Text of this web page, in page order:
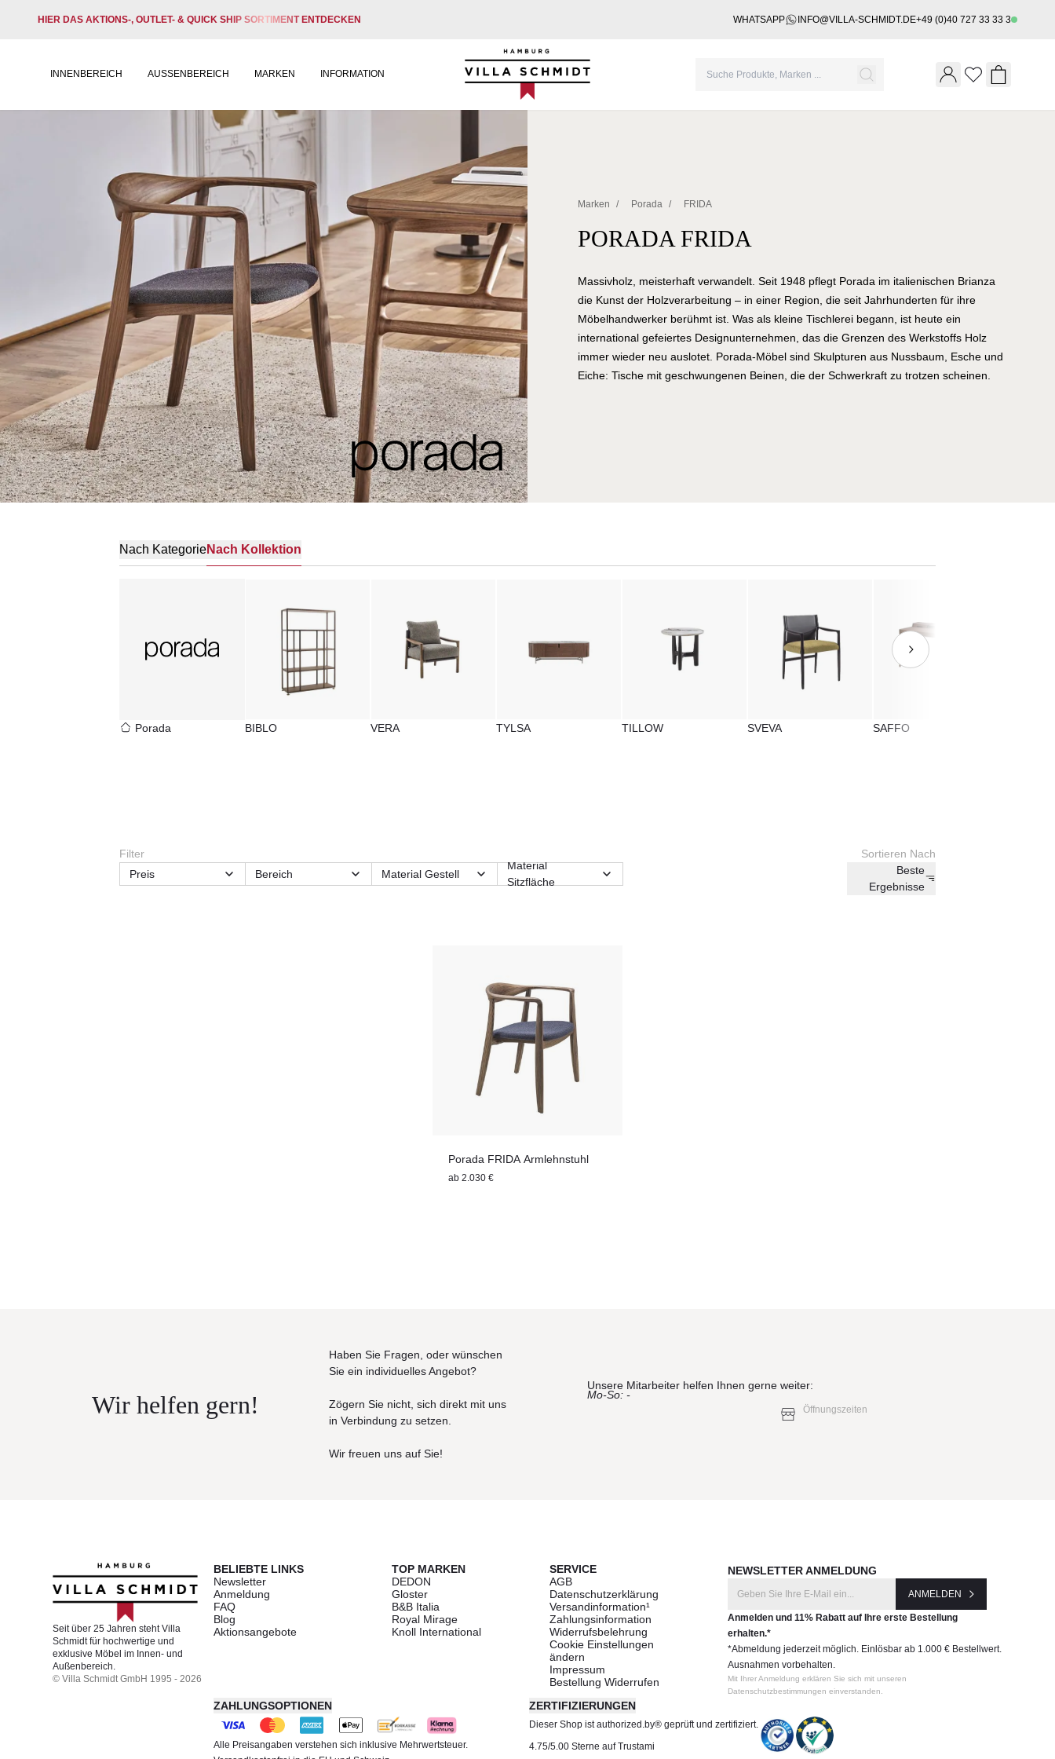
HIER DAS AKTIONS-, OUTLET- & QUICK SHIP SORTIMENT ENTDECKEN WHATSAPP INFO@VILLA-SCHMIDT.DE+49 (0)40 727 33 33 3
INNENBEREICH AUSSENBEREICH MARKEN INFORMATION
Villa Schmidt
Wishlist
Marken / Porada / FRIDA
PORADA FRIDA
Massivholz, meisterhaft verwandelt. Seit 1948 pflegt Porada im italienischen Brianza
die Kunst der Holzverarbeitung – in einer Region, die seit Jahrhunderten für ihre
Möbelhandwerker berühmt ist. Was als kleine Tischlerei begann, ist heute ein
international gefeiertes Designunternehmen, das die Grenzen des Werkstoffs Holz
immer wieder neu auslotet. Porada-Möbel sind Skulpturen aus Nussbaum, Esche und
Eiche: Tische mit geschwungenen Beinen, die der Schwerkraft zu trotzen scheinen.
Nach KategorieNach Kollektion
Porada BIBLO VERA TYLSA TILLOW SVEVA SAFFO
Filter
Preis
Bereich Material Gestell
Material
Sitzfläche
Sortieren Nach
Beste
Ergebnisse
Porada FRIDA Armlehnstuhl
ab 2.030 €
Wir helfen gern!
Haben Sie Fragen, oder wünschen
Sie ein individuelles Angebot?
Zögern Sie nicht, sich direkt mit uns
in Verbindung zu setzen.
Wir freuen uns auf Sie!
Unsere Mitarbeiter helfen Ihnen gerne weiter:
Mo-So: -
Öffnungszeiten
Seit über 25 Jahren steht Villa
Schmidt für hochwertige und
exklusive Möbel im Innen- und
Außenbereich.
© Villa Schmidt GmbH 1995 - 2026
BELIEBTE LINKS
Newsletter
Anmeldung
FAQ
Blog
Aktionsangebote
TOP MARKEN
DEDON
Gloster
B&B Italia
Royal Mirage
Knoll International
SERVICE
AGB
Datenschutzerklärung
Versandinformation¹
Zahlungsinformation
Widerrufsbelehrung
Cookie Einstellungen
ändern
Impressum
Bestellung Widerrufen
NEWSLETTER ANMELDUNG
ANMELDEN
Anmelden und 11% Rabatt auf Ihre erste Bestellung
erhalten.*
*Abmeldung jederzeit möglich. Einlösbar ab 1.000 € Bestellwert.
Ausnahmen vorbehalten.
Mit Ihrer Anmeldung erklären Sie sich mit unseren
Datenschutzbestimmungen einverstanden.
ZAHLUNGSOPTIONEN
Alle Preisangaben verstehen sich inklusive Mehrwertsteuer.
ZERTIFIZIERUNGEN
Dieser Shop ist authorized.by® geprüft und zertifiziert.
4.75/5.00 Sterne auf Trustami